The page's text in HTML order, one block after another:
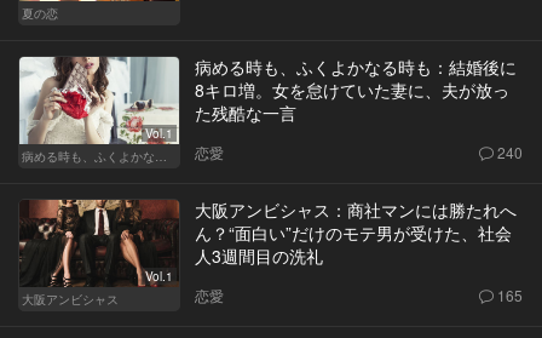
夏の恋
Vol.1
病める時も、ふくよかなる時も：結婚後に
8キロ増。女を怠けていた妻に、夫が放っ
た残酷な一言
恋愛 240
Vol.1
大阪アンビシャス
大阪アンビシャス：商社マンには勝たれへ
ん？“面白い”だけのモテ男が受けた、社会
人3週間目の洗礼
恋愛 165